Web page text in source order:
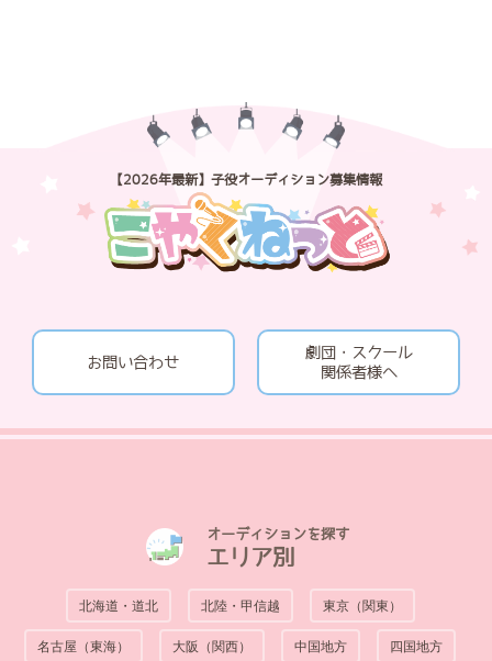
【2026年最新】子役オーディション募集情報
お問い合わせ
劇団・スクール
関係者様へ
オーディションを探す
エリア別
北海道・道北 北陸・甲信越 東京（関東）
名古屋（東海） 大阪（関西） 中国地方 四国地方